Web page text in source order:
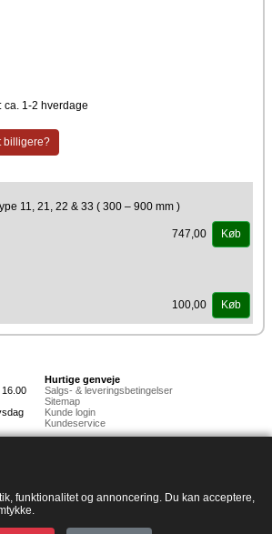
funktionalitet og annoncering. Du kan acceptere,
ca. 1-2 hverdage
billigere?
11, 21, 22 & 33 ( 300 – 900 mm )
747,00 Køb
100,00 Køb
Hurtige genveje
Salgs- & leveringsbetingelser
Sitemap
Kunde login
Kundeservice